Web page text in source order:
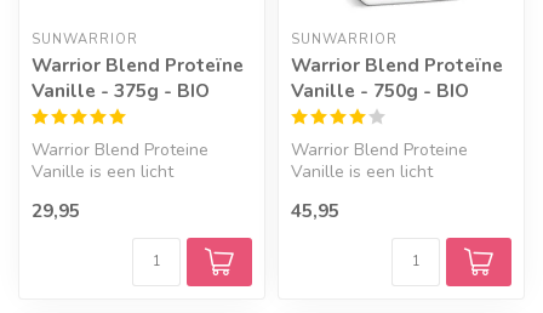
SUNWARRIOR
Warrior Blend Proteïne
Vanille - 375g - BIO
Warrior Blend Proteine
Vanille is een licht
proteine poede...
29,95
SUNWARRIOR
Warrior Blend Proteïne
Vanille - 750g - BIO
Warrior Blend Proteine
Vanille is een licht
proteine poede...
45,95